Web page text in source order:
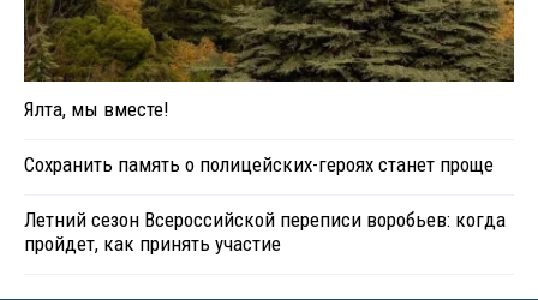
Ялта, мы вместе!
Сохранить память о полицейских-героях станет проще
Летний сезон Всероссийской переписи воробьев: когда
пройдет, как принять участие